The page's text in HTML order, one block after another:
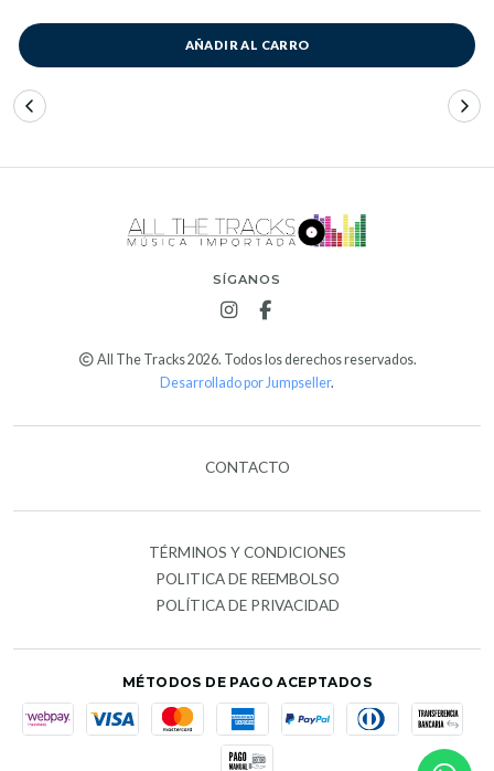
AÑADIR AL CARRO
SÍGANOS
All The Tracks 2026. Todos los derechos reservados.
Desarrollado por Jumpseller.
CONTACTO
TÉRMINOS Y CONDICIONES
POLITICA DE REEMBOLSO
POLÍTICA DE PRIVACIDAD
MÉTODOS DE PAGO ACEPTADOS